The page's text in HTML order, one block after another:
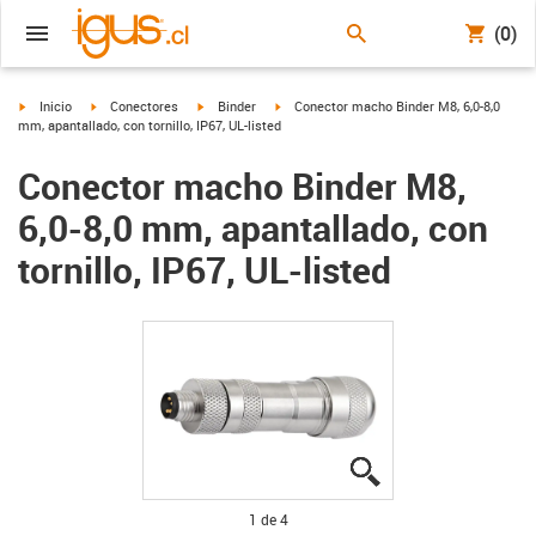
(0)
igus-icon-arrow-right
Inicio igus-icon-arrow-right
Conectores igus-icon-arrow-right
Binder igus-icon-arrow-right
Conector macho Binder M8, 6,0-8,0
mm, apantallado, con tornillo, IP67, UL-listed
Conector macho Binder M8,
6,0-8,0 mm, apantallado, con
tornillo, IP67, UL-listed
1 de 4